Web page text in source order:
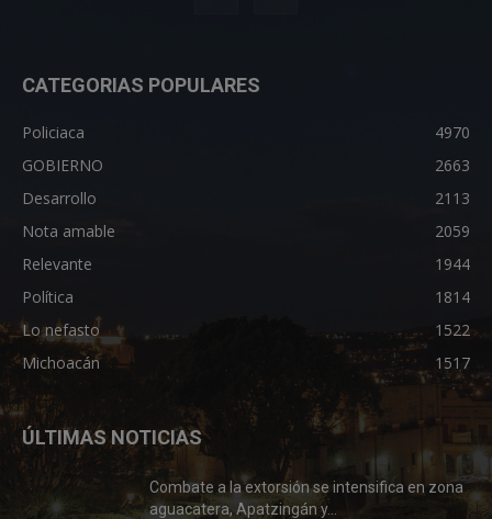
CATEGORIAS POPULARES
Policiaca
4970
GOBIERNO
2663
Desarrollo
2113
Nota amable
2059
Relevante
1944
Política
1814
Lo nefasto
1522
Michoacán
1517
ÚLTIMAS NOTICIAS
Combate a la extorsión se intensifica en zona
aguacatera, Apatzingán y...